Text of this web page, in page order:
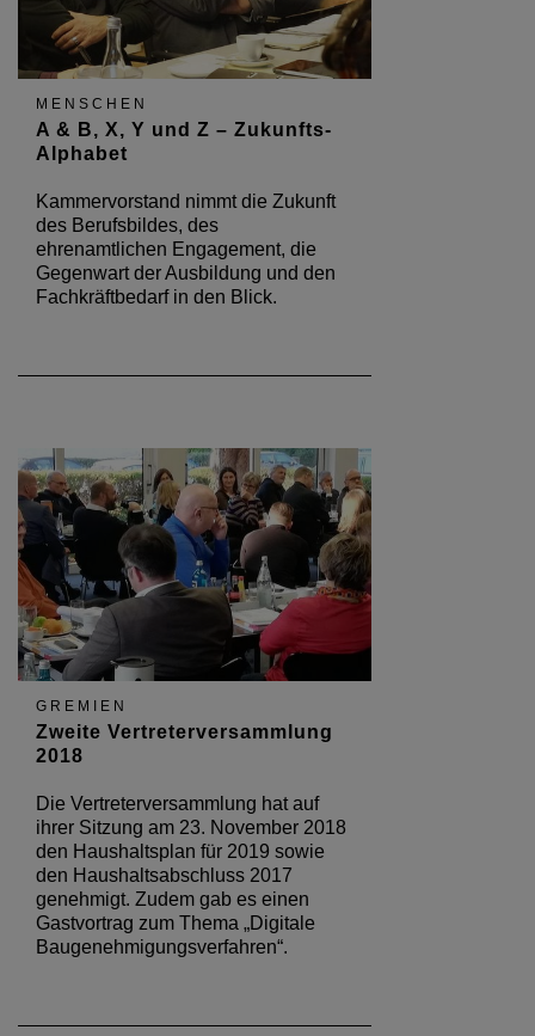
MENSCHEN
A & B, X, Y und Z – Zukunfts-
Alphabet
Kammervorstand nimmt die Zukunft
des Berufsbildes, des
ehrenamtlichen Engagement, die
Gegenwart der Ausbildung und den
Fachkräftbedarf in den Blick.
GREMIEN
Zweite Vertreterversammlung
2018
Die Vertreterversammlung hat auf
ihrer Sitzung am 23. November 2018
den Haushaltsplan für 2019 sowie
den Haushaltsabschluss 2017
genehmigt. Zudem gab es einen
Gastvortrag zum Thema „Digitale
Baugenehmigungsverfahren“.